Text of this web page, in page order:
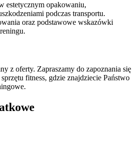
estetycznym opakowaniu,
podczas transportu.
oraz podstawowe wskazówki
z oferty. Zapraszamy do zapoznania się
fitness, gdzie znajdziecie Państwo